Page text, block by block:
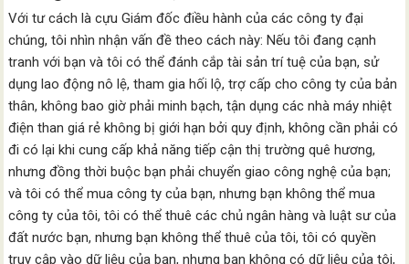
Với tư cách là cựu Giám đốc điều hành của các công ty đại
chúng, tôi nhìn nhận vấn đề theo cách này: Nếu tôi đang cạnh
tranh với bạn và tôi có thể đánh cắp tài sản trí tuệ của bạn, sử
dụng lao động nô lệ, tham gia hối lộ, trợ cấp cho công ty của bản
thân, không bao giờ phải minh bạch, tận dụng các nhà máy nhiệt
điện than giá rẻ không bị giới hạn bởi quy định, không cần phải có
đi có lại khi cung cấp khả năng tiếp cận thị trường quê hương,
nhưng đồng thời buộc bạn phải chuyển giao công nghệ của bạn;
và tôi có thể mua công ty của bạn, nhưng bạn không thể mua
công ty của tôi, tôi có thể thuê các chủ ngân hàng và luật sư của
đất nước bạn, nhưng bạn không thể thuê của tôi, tôi có quyền
truy cập vào dữ liệu của bạn, nhưng bạn không có dữ liệu của tôi,